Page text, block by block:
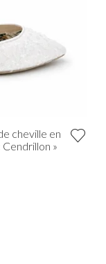
cheville en
»